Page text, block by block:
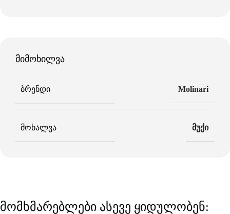
მიმოხილვა
ᲑᲠᲔᲜᲓᲘ Molinari
ᲛᲝᲮᲐᲚᲕᲐ მუქი
მომხმარებლები ასევე ყიდულობენ: